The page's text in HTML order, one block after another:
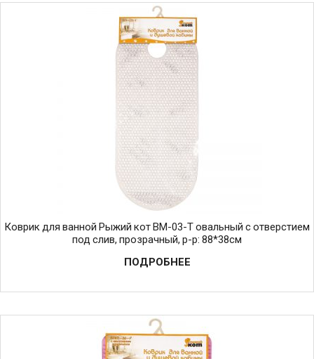
Коврик для ванной Рыжий кот BM-03-T овальный с отверстием
под слив, прозрачный, р-р: 88*38см
ПОДРОБНЕЕ